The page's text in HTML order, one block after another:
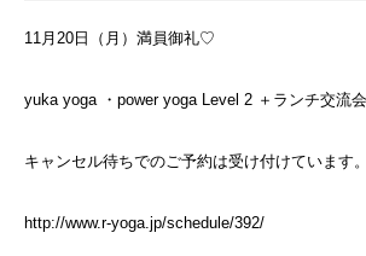
11月20日（月）満員御礼♡
yuka yoga ・power yoga Level 2 ＋ランチ交流会
キャンセル待ちでのご予約は受け付けています。
http://www.r-yoga.jp/schedule/392/